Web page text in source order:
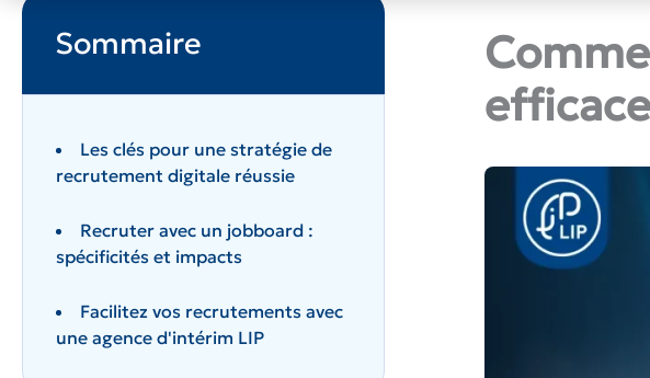
Sommaire
Les clés pour une stratégie de
recrutement digitale réussie
Recruter avec un jobboard :
spécificités et impacts
Facilitez vos recrutements avec
une agence d'intérim LIP